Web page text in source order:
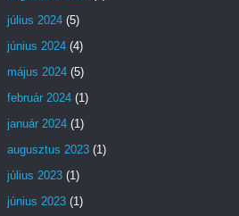
július 2024 (5)
június 2024 (4)
május 2024 (5)
február 2024 (1)
január 2024 (1)
augusztus 2023 (1)
július 2023 (1)
június 2023 (1)